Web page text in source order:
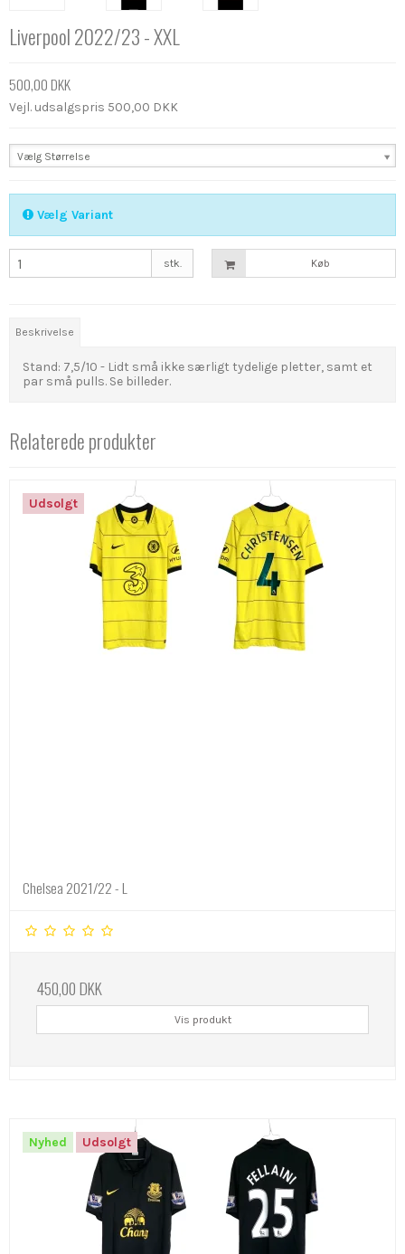
Liverpool 2022/23 - XXL
500,00 DKK
Vejl. udsalgspris 500,00 DKK
Vælg Størrelse
Vælg Variant
stk. Køb
Beskrivelse
Stand: 7,5/10 - Lidt små ikke særligt tydelige pletter, samt et
par små pulls. Se billeder.
Relaterede produkter
Udsolgt
Chelsea 2021/22 - L
450,00 DKK
Vis produkt
Nyhed Udsolgt